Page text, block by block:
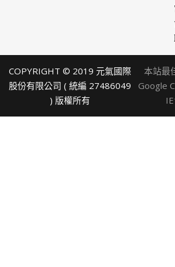
COPYRIGHT © 2019 元氣國際
股份有限公司 ( 統編 27486049
) 版權所有
本站最
Google